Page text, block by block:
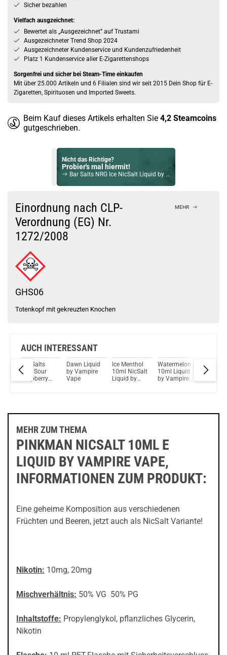
Sicher bezahlen
Vielfach ausgzeichnet:
Bewertet als „Ausgezeichnet” auf Trustami
Ausgezeichneter Trend Shop 2024
Ausgezeichneter Kundenservice und Kundenzufriedenheit
Platz 1 Kundenservice aller E-Zigarettenshops
Sorgenfrei und sicher bei Steam-Time einkaufen
Mit über 25.000 Artikeln und 6 Filialen sind wir seit 2015 Dein Shop für E-
Zigaretten, Spirituosen und Imported Sweets.
Beim Kauf dieses Artikels erhalten Sie 4,2 Steamcoins
gutgeschrieben.
Nicht das Richtige?
Probier's mal hiermit!
Bar Salts NRG Ice NicSalt Liquid by Vampire Vape 10ml / 10mg
Check das mal!
Culami Infusion Spearmint NicSalt Liquid 10ml / 20mg
Du willst Kröten sparen?
Schau mal hier!
Einordnung nach CLP-
Verordnung (EG) Nr.
1272/2008
MEHR
GHS06
Totenkopf mit gekreuzten Knochen
AUCH INTERESSANT
Bar Salts
Blue Sour
Raspberry
Dawn Liquid
by Vampire
Vape
Ice Menthol
10ml NicSalt
Liquid by
Watermelon
10ml Liquid
by Vampire
Blood
10ml
MEHR ZUM THEMA
PINKMAN NICSALT 10ML E
LIQUID BY VAMPIRE VAPE,
INFORMATIONEN ZUM PRODUKT:
Eine geheime Komposition aus verschiedenen
Früchten und Beeren, jetzt auch als NicSalt Variante!
Nikotin: 10mg, 20mg
Mischverhältnis: 50% VG 50% PG
Inhaltstoffe: Propylenglykol, pflanzliches Glycerin,
Nikotin